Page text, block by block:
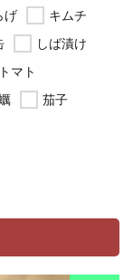
げ
キムチ
しば漬け
トマト
茄子